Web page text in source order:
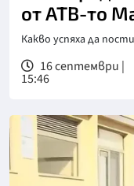
от АТВ-то
Какво успяха да
16 септември |
15:46